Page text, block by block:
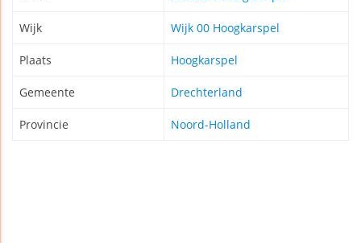
Wijk Wijk 00 Hoogkarspel
Plaats Hoogkarspel
Gemeente Drechterland
Provincie Noord-Holland